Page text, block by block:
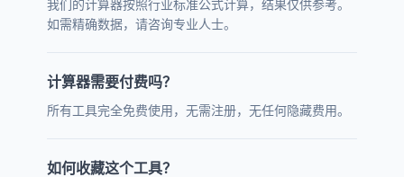
我们的计算器按照行业标准公式计算，结果仅供参考。
如需精确数据，请咨询专业人士。
计算器需要付费吗？
所有工具完全免费使用，无需注册，无任何隐藏费用。
如何收藏这个工具？